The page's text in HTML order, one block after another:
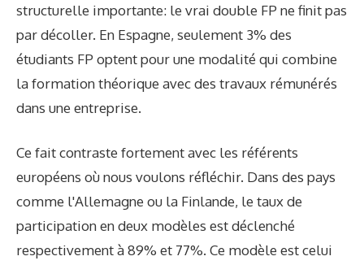
structurelle importante: le vrai double FP ne finit pas
par décoller. En Espagne, seulement 3% des
étudiants FP optent pour une modalité qui combine
la formation théorique avec des travaux rémunérés
dans une entreprise.
Ce fait contraste fortement avec les référents
européens où nous voulons réfléchir. Dans des pays
comme l'Allemagne ou la Finlande, le taux de
participation en deux modèles est déclenché
respectivement à 89% et 77%. Ce modèle est celui